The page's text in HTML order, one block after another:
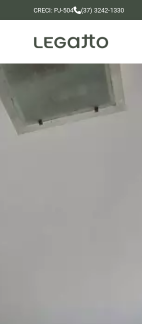
CRECI: PJ-504 (37) 3242-1330